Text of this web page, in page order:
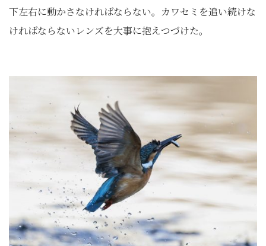
下左右に動かさなければならない。カワセミを追い続けな
ければならないレンズを大事に抱えつづけた。